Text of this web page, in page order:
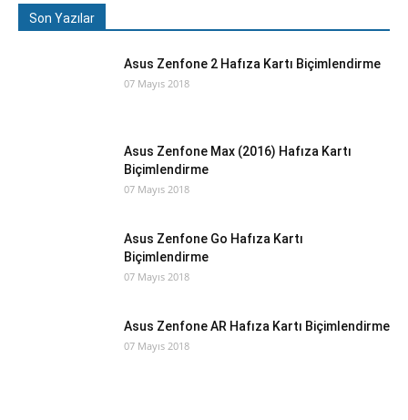
Son Yazılar
Asus Zenfone 2 Hafıza Kartı Biçimlendirme
07 Mayıs 2018
Asus Zenfone Max (2016) Hafıza Kartı
Biçimlendirme
07 Mayıs 2018
Asus Zenfone Go Hafıza Kartı
Biçimlendirme
07 Mayıs 2018
Asus Zenfone AR Hafıza Kartı Biçimlendirme
07 Mayıs 2018